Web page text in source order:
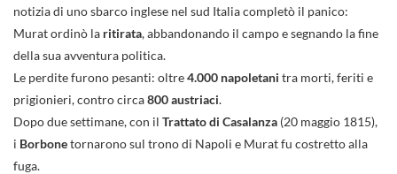
notizia di uno sbarco inglese nel sud Italia completò il panico:
Murat ordinò la ritirata, abbandonando il campo e segnando la fine
della sua avventura politica.
Le perdite furono pesanti: oltre4.000 napoletani tra morti, feriti e
prigionieri, contro circa800 austriaci.
Dopo due settimane, con il Trattato di Casalanza (20 maggio 1815),
i Borbonetornarono sul trono di Napoli e Murat fu costretto alla
fuga.